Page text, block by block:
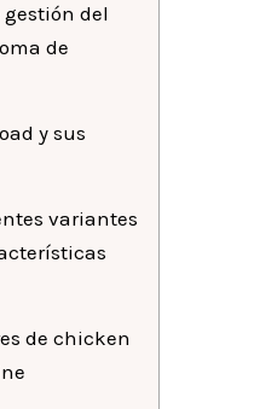
del
de
y sus
variantes
de chicken